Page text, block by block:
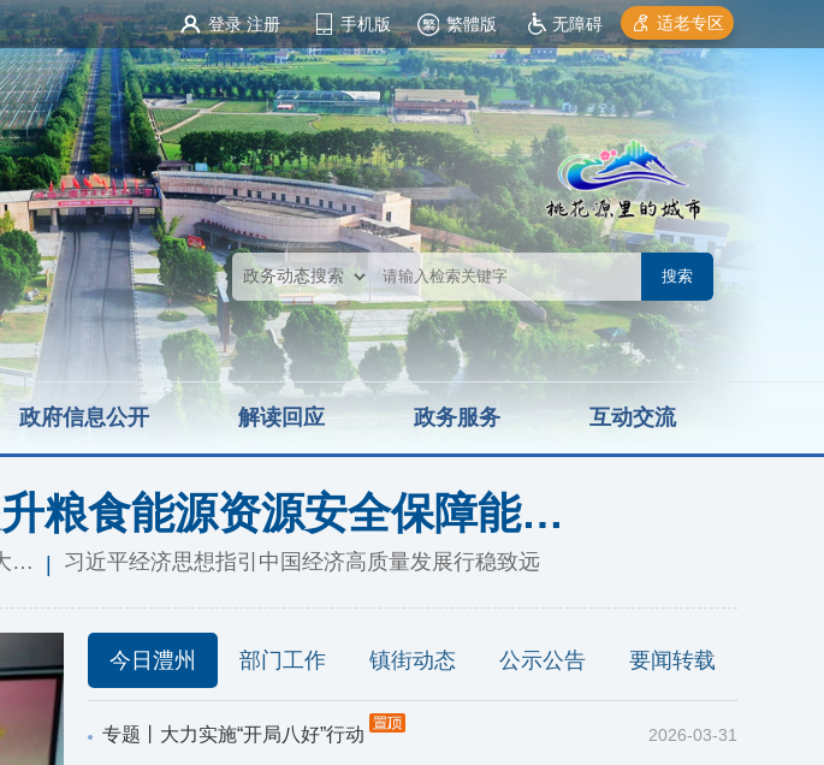
登录 注册 手机版 繁體版 无障碍 适老专区
政府信息公开 解读回应 政务服务 互动交流
粮食能源资源安全保障能…
… 习近平经济思想指引中国经济高质量发展行稳致远
今日澧州 部门工作 镇街动态 公示公告 要闻转载
2026-03-31
专题丨大力实施“开局八好”行动